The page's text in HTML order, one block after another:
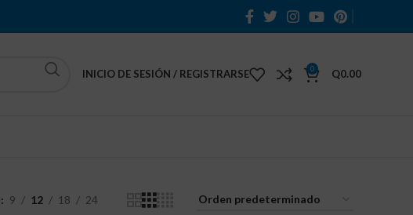
INICIO DE SESIÓN / REGISTRARSE 0 Q0.00
9 12 18 24